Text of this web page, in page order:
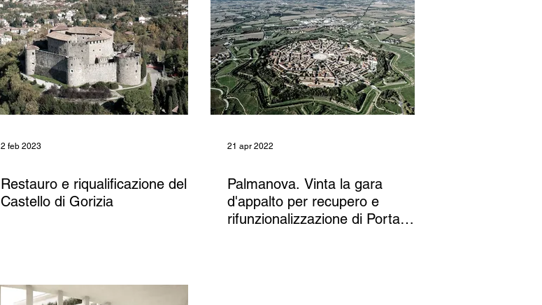
2 feb 2023
Restauro e riqualificazione del
Castello di Gorizia
21 apr 2022
Palmanova. Vinta la gara
d'appalto per recupero e
rifunzionalizzazione di Porta